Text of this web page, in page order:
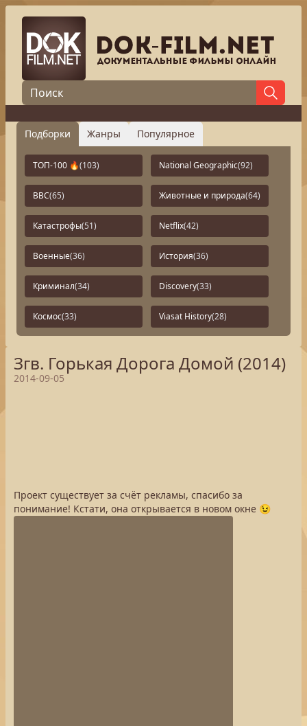
Подборки Жанры Популярное
ТОП-100 🔥(103) National Geographic(92)
BBC(65) Животные и природа(64)
Катастрофы(51) Netflix(42)
Военные(36) История(36)
Криминал(34) Discovery(33)
Космос(33) Viasat History(28)
Згв. Горькая Дорога Домой (2014)
2014-09-05
Проект существует за счёт рекламы, спасибо за
понимание! Кстати, она открывается в новом окне 😉